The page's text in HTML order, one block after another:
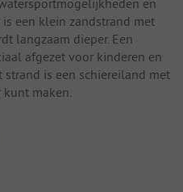
een klein zandstrand met
langzaam dieper. Een
afgezet voor kinderen en
strand is een schiereiland met
maken.